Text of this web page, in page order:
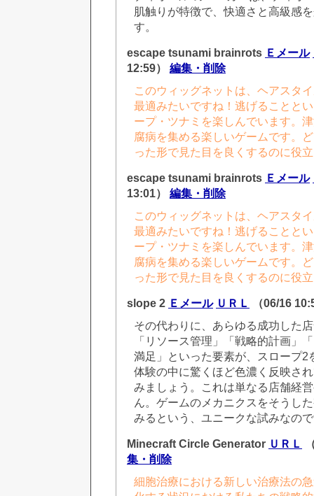
肌触りが特徴で、快適さと高級感
す。
escape tsunami brainrots Ｅメール
12:59） 編集・削除
このウィッグネットは、ヘアスタ
最適みたいですね！逃げることと
ープ・ツナミを楽しんでいます。
腐病を集める楽しいゲームです。
った形で見た目を良くするのに役
escape tsunami brainrots Ｅメール
13:01） 編集・削除
このウィッグネットは、ヘアスタ
最適みたいですね！逃げることと
ープ・ツナミを楽しんでいます。
腐病を集める楽しいゲームです。
った形で見た目を良くするのに役
slope 2 Ｅメール ＵＲＬ
（06/16
その代わりに、あらゆる成功した
「リソース管理」「戦略的計画」
満足」といった要素が、スロープ2
体験の中に驚くほど色濃く反映さ
みましょう。これは単なる店舗経
ん。ゲームのメカニクスをそうし
みるという、ユニークな試みなの
Minecraft Circle Generator ＵＲＬ
集・削除
細胞治療における新しい治療法の